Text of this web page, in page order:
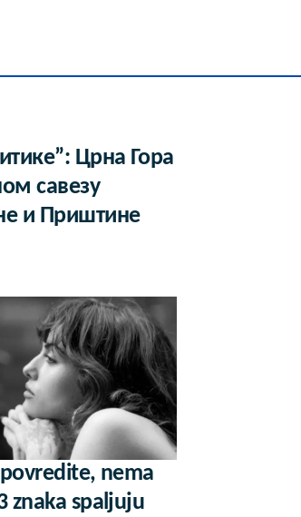
Црна Гора
савезу
и Приштине
nema
znaka spaljuju